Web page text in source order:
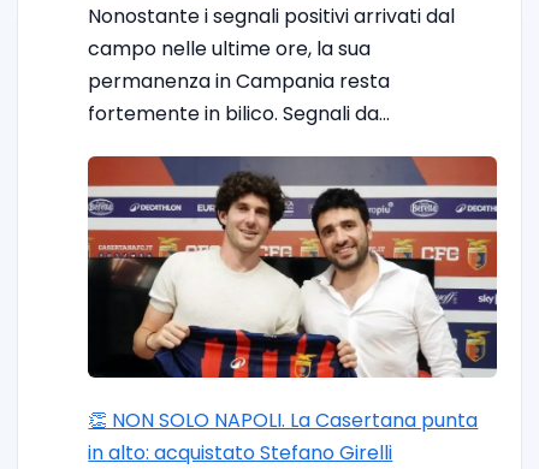
Nonostante i segnali positivi arrivati dal
campo nelle ultime ore, la sua
permanenza in Campania resta
fortemente in bilico. Segnali da…
👏 NON SOLO NAPOLI. La Casertana punta
in alto: acquistato Stefano Girelli